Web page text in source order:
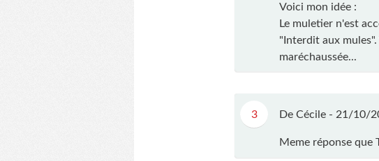
Voici mon idée :
Le muletier n'est
"Interdit aux
maréchaussée...
3 De Cécile - 21/10/
Meme réponse que